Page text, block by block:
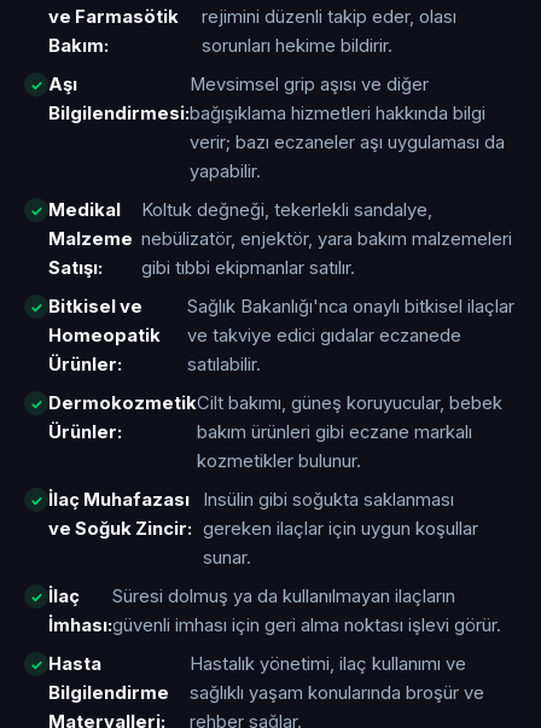
ve Farmasötik
Bakım:
rejimini düzenli takip eder, olası
sorunları hekime bildirir.
Aşı
Bilgilendirmesi:
Mevsimsel grip aşısı ve diğer
bağışıklama hizmetleri hakkında bilgi
verir; bazı eczaneler aşı uygulaması da
yapabilir.
Medikal
Malzeme
Satışı:
Koltuk değneği, tekerlekli sandalye,
nebülizatör, enjektör, yara bakım malzemeleri
gibi tıbbi ekipmanlar satılır.
Bitkisel ve
Homeopatik
Ürünler:
Sağlık Bakanlığı'nca onaylı bitkisel ilaçlar
ve takviye edici gıdalar eczanede
satılabilir.
Dermokozmetik
Ürünler:
Cilt bakımı, güneş koruyucular, bebek
bakım ürünleri gibi eczane markalı
kozmetikler bulunur.
İlaç Muhafazası
ve Soğuk Zincir:
Insülin gibi soğukta saklanması
gereken ilaçlar için uygun koşullar
sunar.
İlaç
İmhası:
Süresi dolmuş ya da kullanılmayan ilaçların
güvenli imhası için geri alma noktası işlevi görür.
Hasta
Bilgilendirme
Materyalleri:
Hastalık yönetimi, ilaç kullanımı ve
sağlıklı yaşam konularında broşür ve
rehber sağlar.